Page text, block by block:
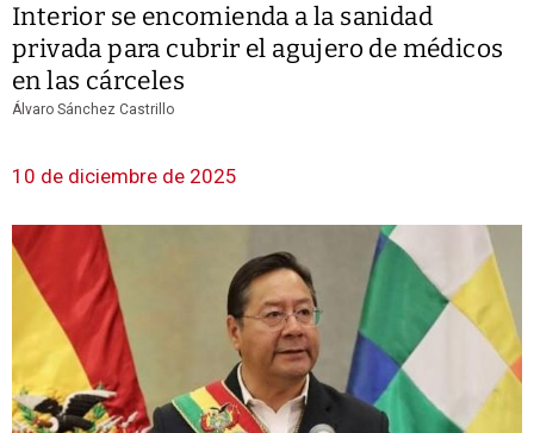
Interior se encomienda a la sanidad
privada para cubrir el agujero de médicos
en las cárceles
Álvaro Sánchez Castrillo
10 de diciembre de 2025